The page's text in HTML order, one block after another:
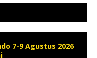
7-9 Agustus 2026